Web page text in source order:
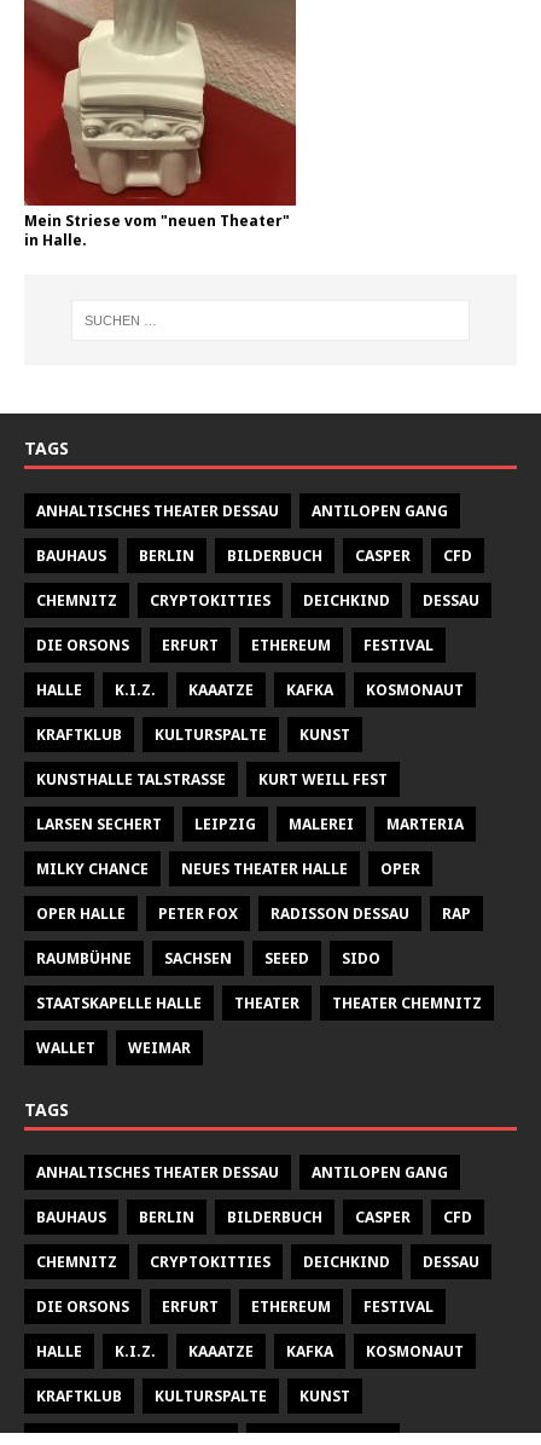
Mein Striese vom "neuen Theater"
in Halle.
TAGS
ANHALTISCHES THEATER DESSAU ANTILOPEN GANG
BAUHAUS BERLIN BILDERBUCH CASPER CFD
CHEMNITZ CRYPTOKITTIES DEICHKIND DESSAU
DIE ORSONS ERFURT ETHEREUM FESTIVAL
HALLE K.I.Z. KAAATZE KAFKA KOSMONAUT
KRAFTKLUB KULTURSPALTE KUNST
KUNSTHALLE TALSTRASSE KURT WEILL FEST
LARSEN SECHERT LEIPZIG MALEREI MARTERIA
MILKY CHANCE NEUES THEATER HALLE OPER
OPER HALLE PETER FOX RADISSON DESSAU RAP
RAUMBÜHNE SACHSEN SEEED SIDO
STAATSKAPELLE HALLE THEATER THEATER CHEMNITZ
WALLET WEIMAR
TAGS
ANHALTISCHES THEATER DESSAU ANTILOPEN GANG
BAUHAUS BERLIN BILDERBUCH CASPER CFD
CHEMNITZ CRYPTOKITTIES DEICHKIND DESSAU
DIE ORSONS ERFURT ETHEREUM FESTIVAL
HALLE K.I.Z. KAAATZE KAFKA KOSMONAUT
KRAFTKLUB KULTURSPALTE KUNST